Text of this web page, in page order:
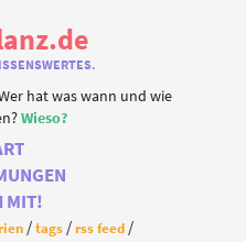
hat was wann und wie
Wieso?
MIT!
tags
rss feed